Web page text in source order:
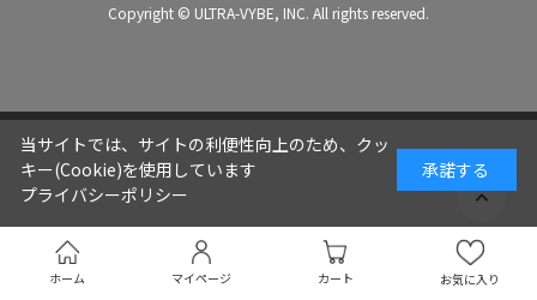
ホーム マイページ カート お気に入り
Copyright © ULTRA-VYBE, INC. All rights reserved.
当サイトでは、サイトの利便性向上のため、クッ
キー(Cookie)を使用しています
プライバシーポリシー
承諾する